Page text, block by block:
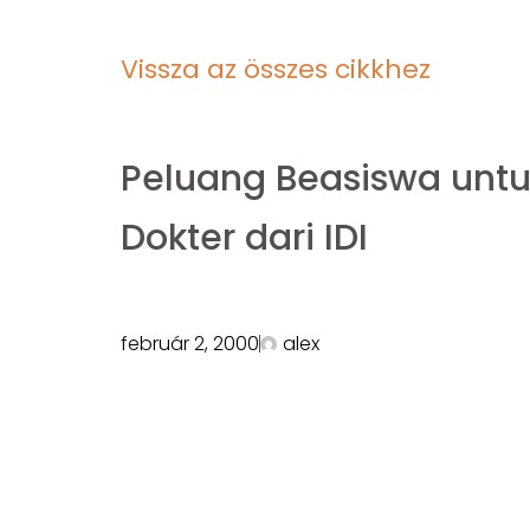
Vissza az összes cikkhez
Peluang Beasiswa
Dokter dari IDI
február 2, 2000 alex